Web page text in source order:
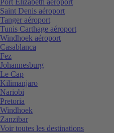
Saint Denis aéroport
Tanger aéroport
Tunis Carthage aéroport
Windhoek aéroport
Casablanca
Fez
Johannesburg
Le Cap
Kilimanjaro
Nariobi
Pretoria
Windhoek
Zanzibar
Voir toutes les destinations